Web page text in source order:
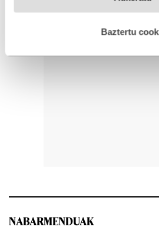
esplizitua ematen diguzu.Gehiago
Baztertu
NABARMENDUAK